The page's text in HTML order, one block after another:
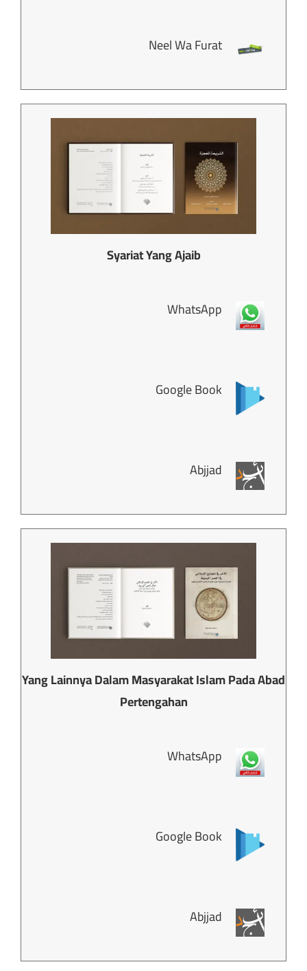
Neel Wa Furat
Syariat Yang Ajaib
WhatsApp
Google Book
Abjjad
Yang Lainnya Dalam Masyarakat Islam Pada Abad
Pertengahan
WhatsApp
Google Book
Abjjad